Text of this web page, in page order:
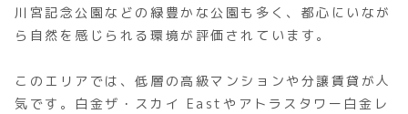
川宮記念公園などの緑豊かな公園も多く、都心にいなが
ら自然を感じられる環境が評価されています。
このエリアでは、低層の高級マンションや分譲賃貸が人
気です。白金ザ・スカイ Eastやアトラスタワー白金レ